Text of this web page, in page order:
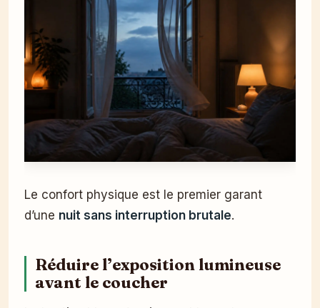
Le confort physique est le premier garant
d’une nuit sans interruption brutale.
Réduire l’exposition lumineuse
avant le coucher